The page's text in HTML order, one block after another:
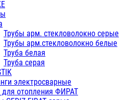
Трубы арм. стекловолокно серые
Трубы арм.стекловолокно белые
Труба белая
Труба серая
электросварные
для отопления ФИРАТ